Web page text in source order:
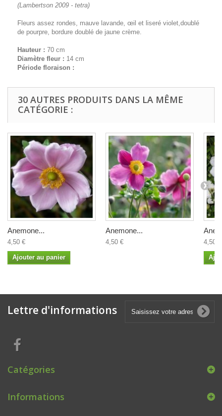
(Lambertson 2009 - tetra)
Fleurs assez rondes, mauve lavande, œil et liseré violet,doublé
de pourpre, bordure doublé de jaune crème.
Hauteur : 70 cm
Diamètre fleur : 14 cm
Période floraison :
30 AUTRES PRODUITS DANS LA MÊME
CATÉGORIE :
Anemone...
4,50 €
Ajouter au panier
Anemone...
4,50 € 4,50 €
Lettre d'informations
Catégories
Informations